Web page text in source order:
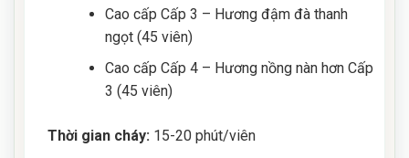
Cao cấp Cấp 3 – Hương đậm đà thanh
ngọt (45 viên)
Cao cấp Cấp 4 – Hương nồng nàn hơn Cấp
3 (45 viên)
Thời gian cháy: 15-20 phút/viên